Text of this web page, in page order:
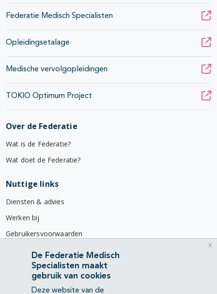
Federatie Medisch Specialisten
Opleidingsetalage
Medische vervolgopleidingen
TOKIO Optimum Project
Over de Federatie
Wat is de Federatie?
Wat doet de Federatie?
Nuttige links
Diensten & advies
Werken bij
Gebruikersvoorwaarden
Privacyverklaring
Contact
Mercatorlaan 1200
De Federatie Medisch
Specialisten maakt
gebruik van cookies
Deze website van de
x